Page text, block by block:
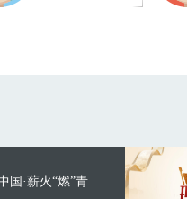
国·薪火“燃”青